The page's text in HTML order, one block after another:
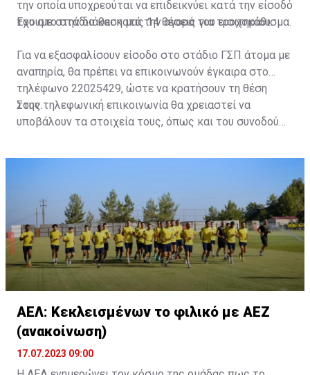
την οποία υποχρεούται να επιδεικνύει κατά την είσοδό
του στο στάδιο και κατά την αγορά του εισιτηρίου.
Έχουμε στην διάθεση μας 14 θέσεις για τροχοκάθισμα.
Για να εξασφαλίσουν είσοδο στο στάδιο ΓΣΠ άτομα με
αναπηρία, θα πρέπει να επικοινωνούν έγκαιρα στο
τηλέφωνο 22025429, ώστε να κρατήσουν τη θέση
τους.
Στην τηλεφωνική επικοινωνία θα χρειαστεί να
υποβάλουν τα στοιχεία τους, όπως και του συνοδού
ΑΕΛ: Κεκλεισμένων το φιλικό με ΑΕΖ
(ανακοίνωση)
17.07.2023 09:00